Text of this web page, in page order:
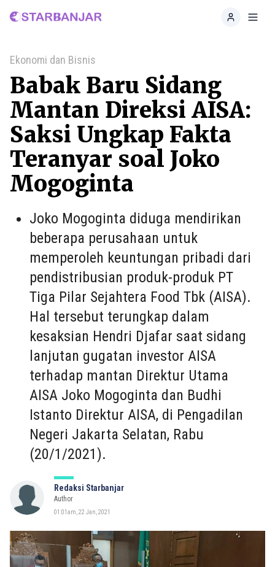
Home
Ekonomi dan Bisnis
Babak Baru Sidang
Mantan Direksi AISA:
Saksi Ungkap Fakta
Teranyar soal Joko
Mogoginta
Joko Mogoginta diduga mendirikan
beberapa perusahaan untuk
memperoleh keuntungan pribadi dari
pendistribusian produk-produk PT
Tiga Pilar Sejahtera Food Tbk (AISA).
Hal tersebut terungkap dalam
kesaksian Hendri Djafar saat sidang
lanjutan gugatan investor AISA
terhadap mantan Direktur Utama
AISA Joko Mogoginta dan Budhi
Istanto Direktur AISA, di Pengadilan
Negeri Jakarta Selatan, Rabu
(20/1/2021).
Redaksi Starbanjar
Author
01:01am, 22 Jan, 2021